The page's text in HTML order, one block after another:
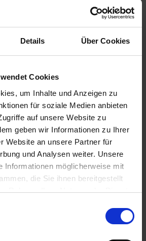
Details Über Cookies
Cookies
um Inhalte und Anzeigen zu
für soziale Medien anbieten
auf unsere Website zu
geben wir Informationen zu Ihrer
Website an unsere Partner für
und Analysen weiter. Unsere
Informationen möglicherweise mit
die Sie ihnen bereitgestellt
Rahmen Ihrer Nutzung der Dienste
Webseite weiterhin nutzen.
ca. 2-4 Werktage innerhalb
In denWarenkorb
spezielle...